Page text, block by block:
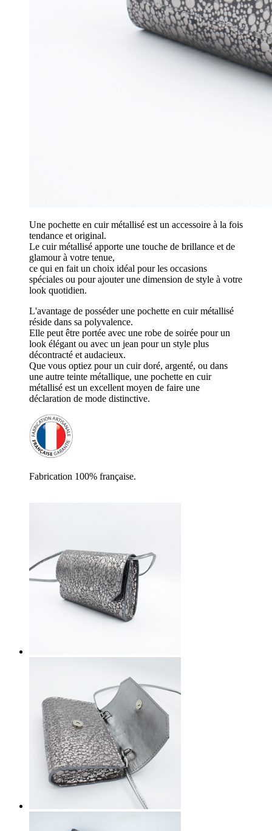
Une pochette en cuir métallisé est un accessoire à la fois
tendance et original.
Le cuir métallisé apporte une touche de brillance et de
glamour à votre tenue,
ce qui en fait un choix idéal pour les occasions
spéciales ou pour ajouter une dimension de style à votre
look quotidien.
L'avantage de posséder une pochette en cuir métallisé
réside dans sa polyvalence.
Elle peut être portée avec une robe de soirée pour un
look élégant ou avec un jean pour un style plus
décontracté et audacieux.
Que vous optiez pour un cuir doré, argenté, ou dans
une autre teinte métallique, une pochette en cuir
métallisé est un excellent moyen de faire une
déclaration de mode distinctive.
Fabrication 100% française.